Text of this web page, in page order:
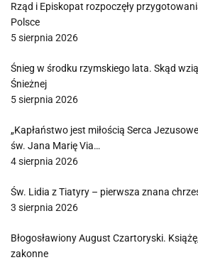
Rząd i Episkopat rozpoczęły
Polsce
5 sierpnia 2026
Śnieg w środku rzymskiego lata. Skąd
Śnieżnej
5 sierpnia 2026
„Kapłaństwo jest miłością Serca
św. Jana Marię Via…
4 sierpnia 2026
Św. Lidia z Tiatyry – pierwsza znana
3 sierpnia 2026
Błogosławiony August Czartoryski.
zakonne